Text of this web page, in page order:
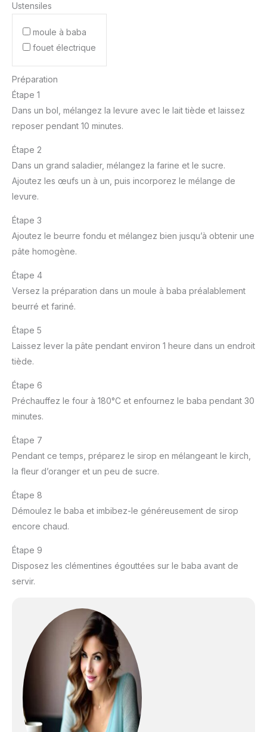
Ustensiles
moule à baba
fouet électrique
Préparation
Étape 1
Dans un bol, mélangez la levure avec le lait tiède et laissez
reposer pendant 10 minutes.
Étape 2
Dans un grand saladier, mélangez la farine et le sucre.
Ajoutez les œufs un à un, puis incorporez le mélange de
levure.
Étape 3
Ajoutez le beurre fondu et mélangez bien jusqu’à obtenir une
pâte homogène.
Étape 4
Versez la préparation dans un moule à baba préalablement
beurré et fariné.
Étape 5
Laissez lever la pâte pendant environ 1 heure dans un endroit
tiède.
Étape 6
Préchauffez le four à 180°C et enfournez le baba pendant 30
minutes.
Étape 7
Pendant ce temps, préparez le sirop en mélangeant le kirch,
la fleur d’oranger et un peu de sucre.
Étape 8
Démoulez le baba et imbibez-le généreusement de sirop
encore chaud.
Étape 9
Disposez les clémentines égouttées sur le baba avant de
servir.